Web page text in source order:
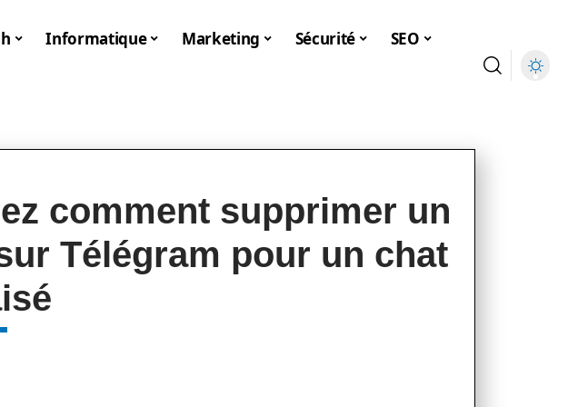
Informatique Marketing Sécurité SEO
comment supprimer un
Télégram pour un chat